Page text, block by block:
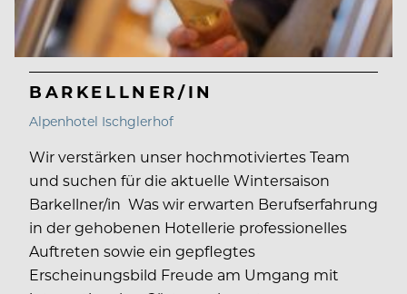
BARKELLNER/IN
Alpenhotel Ischglerhof
Wir verstärken unser hochmotiviertes Team
und suchen für die aktuelle Wintersaison
Barkellner/in Was wir erwarten Berufserfahrung
in der gehobenen Hotellerie professionelles
Auftreten sowie ein gepflegtes
Erscheinungsbild Freude am Umgang mit